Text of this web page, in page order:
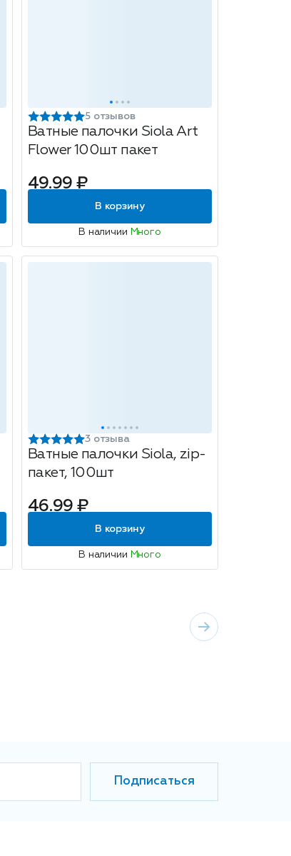
5 отзывов
Ватные палочки Siola Art
Flower 100шт пакет
49.99 ₽
В корзину
В наличии Много
3 отзыва
Ватные палочки Siola, zip-
пакет, 100шт
46.99 ₽
В корзину
В наличии Много
Подписаться